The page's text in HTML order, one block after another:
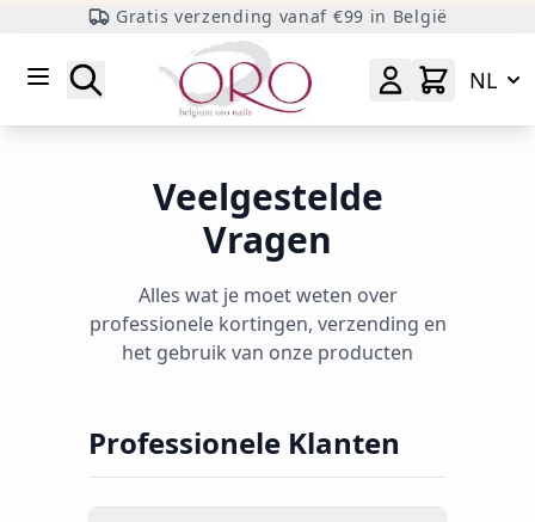
Gratis verzending vanaf €99 in België
Zoeken
NL
Veelgestelde
Vragen
Alles wat je moet weten over
professionele kortingen, verzending en
het gebruik van onze producten
Professionele Klanten